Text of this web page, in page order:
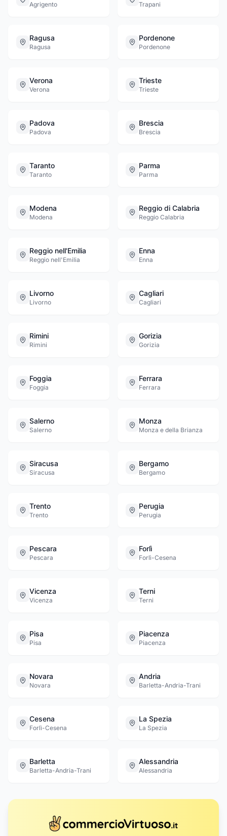
Agrigento Trapani
Ragusa
Ragusa
Pordenone
Pordenone
Verona
Verona
Trieste
Trieste
Padova
Padova
Brescia
Brescia
Taranto
Taranto
Parma
Parma
Modena
Modena
Reggio di Calabria
Reggio Calabria
Reggio nell'Emilia
Reggio nell'Emilia
Enna
Enna
Livorno
Livorno
Cagliari
Cagliari
Rimini
Rimini
Gorizia
Gorizia
Foggia
Foggia
Ferrara
Ferrara
Salerno
Salerno
Monza
Monza e della Brianza
Siracusa
Siracusa
Bergamo
Bergamo
Trento
Trento
Perugia
Perugia
Pescara
Pescara
Forlì
Forlì-Cesena
Vicenza
Vicenza
Terni
Terni
Pisa
Pisa
Piacenza
Piacenza
Novara
Novara
Andria
Barletta-Andria-Trani
Cesena
Forlì-Cesena
La Spezia
La Spezia
Barletta
Barletta-Andria-Trani
Alessandria
Alessandria